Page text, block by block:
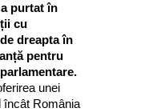
purtat în
cu
dreapta în
pentru
unei
încât România